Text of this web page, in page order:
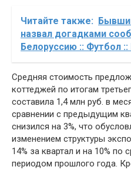
Читайте также:
назвал догадками
Белоруссию :: Футбол
Средняя стоимость
коттеджей по итогам
составила 1,4 млн руб. в
сравнении с предыдущим
снизился на 3%, что
изменением структуры
14% за квартал и на 10% по
периодом прошлого года.